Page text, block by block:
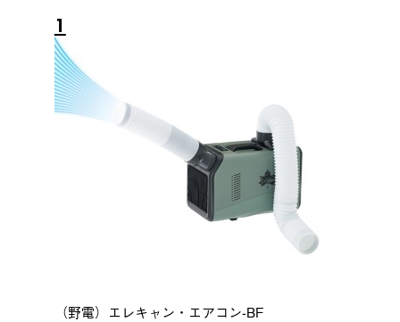
1
（野電）エレキャン・エアコン-BF